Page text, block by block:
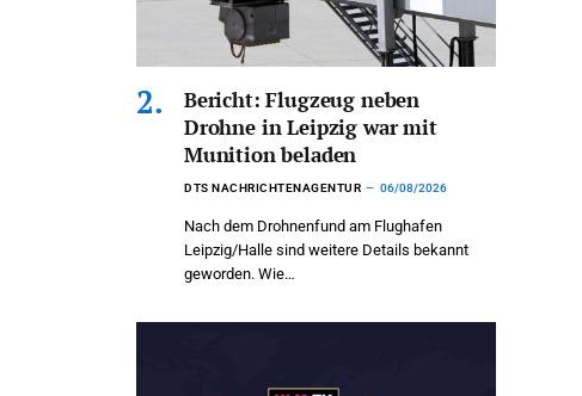
Bericht: Flugzeug neben
Drohne in Leipzig war mit
Munition beladen
DTS NACHRICHTENAGENTUR 06/08/2026
Nach dem Drohnenfund am Flughafen
Leipzig/Halle sind weitere Details bekannt
geworden. Wie…